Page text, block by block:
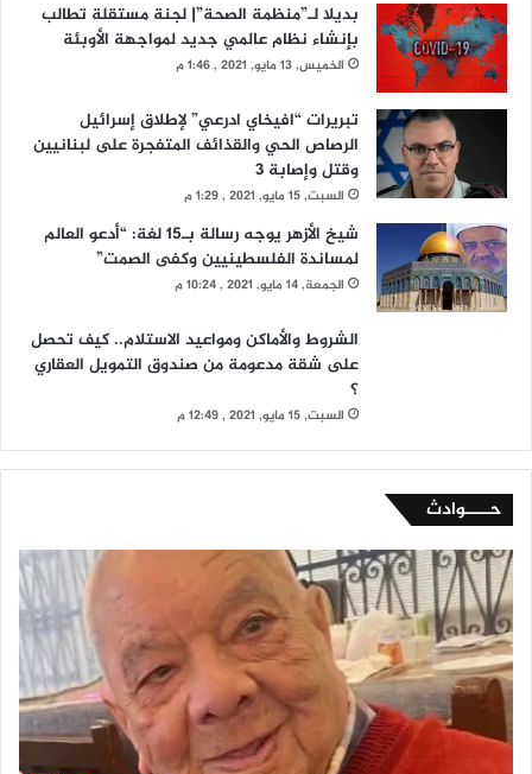
بديلا لـ”منظمة الصحة”| لجنة مستقلة تطالب
بإنشاء نظام عالمي جديد لمواجهة الأوبئة
الخميس, 13 مايو, 2021 , 1:46 م
تبريرات “افيخاي ادرعي” لإطلاق إسرائيل
الرصاص الحي والقذائف المتفجرة على لبنانيين
وقتل وإصابة 3
السبت, 15 مايو, 2021 , 1:29 م
شيخ الأزهر يوجه رسالة بـ15 لغة: “أدعو العالم
لمساندة الفلسطينيين وكفى الصمت”
الجمعة, 14 مايو, 2021 , 10:24 م
الشروط والأماكن ومواعيد الاستلام.. كيف تحصل
على شقة مدعومة من صندوق التمويل العقاري
؟
السبت, 15 مايو, 2021 , 12:49 م
حــــوادث